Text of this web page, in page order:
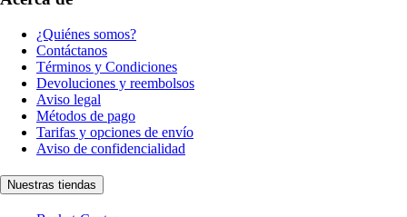
¿Quiénes somos?
Contáctanos
Términos y Condiciones
Devoluciones y reembolsos
Aviso legal
Métodos de pago
Tarifas y opciones de envío
Aviso de confidencialidad
Nuestras tiendas